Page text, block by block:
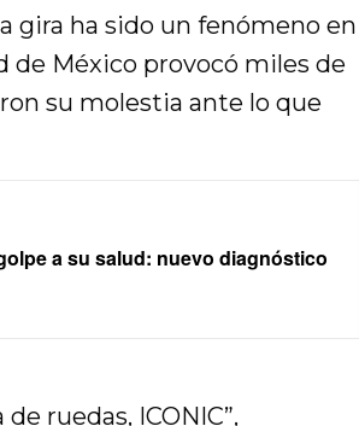
gira ha sido un fenómeno en
de México provocó miles de
su molestia ante lo que
a su salud: nuevo diagnóstico
ruedas, ICONIC”,